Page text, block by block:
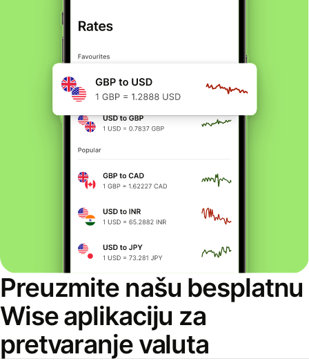
Preuzmite našu besplatnu
Wise aplikaciju za
pretvaranje valuta